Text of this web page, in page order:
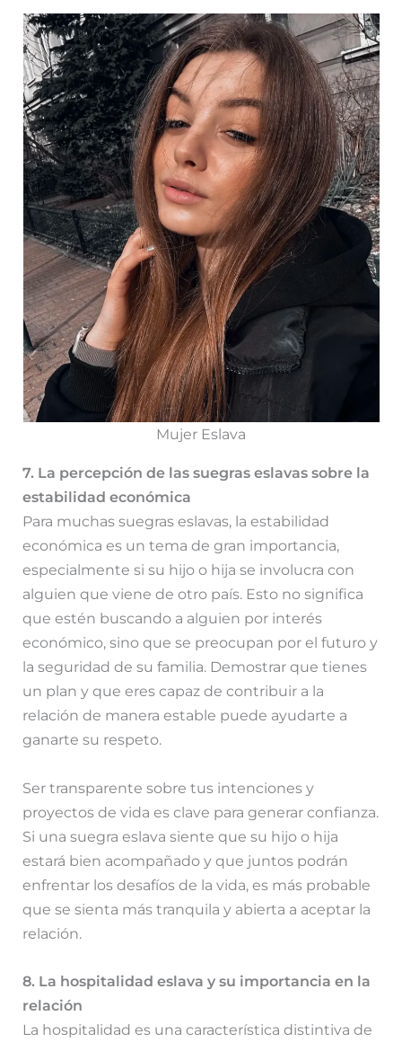
Mujer Eslava
7. La percepción de las suegras eslavas sobre la
estabilidad económica
Para muchas suegras eslavas, la estabilidad
económica es un tema de gran importancia,
especialmente si su hijo o hija se involucra con
alguien que viene de otro país. Esto no significa
que estén buscando a alguien por interés
económico, sino que se preocupan por el futuro y
la seguridad de su familia. Demostrar que tienes
un plan y que eres capaz de contribuir a la
relación de manera estable puede ayudarte a
ganarte su respeto.
Ser transparente sobre tus intenciones y
proyectos de vida es clave para generar confianza.
Si una suegra eslava siente que su hijo o hija
estará bien acompañado y que juntos podrán
enfrentar los desafíos de la vida, es más probable
que se sienta más tranquila y abierta a aceptar la
relación.
8. La hospitalidad eslava y su importancia en la
relación
La hospitalidad es una característica distintiva de